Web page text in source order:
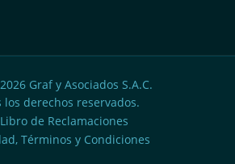
2026 Graf y Asociados S.A.C.
los derechos reservados.
Libro de Reclamaciones
Términos y Condiciones